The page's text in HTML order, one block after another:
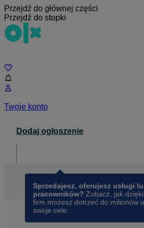
Przejdź do głównej części
Przejdź do stopki
Twoje konto
Dodaj ogłoszenie
Sprzedajesz, oferujesz usługi
pracowników? Zobacz, jak
firm możesz dotrzeć do milionów
swoje cele.